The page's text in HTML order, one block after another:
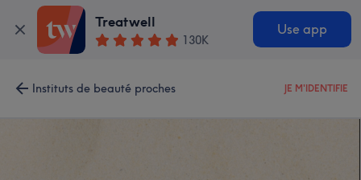
Treatwell
130K
Use app
Instituts de beauté proches JE M'IDENTIFIE